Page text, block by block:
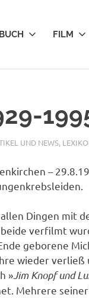
BUCH FILM
UND NEWS,
–
Dingen mit
verfilmt
geborene
wieder
»Jim Knopf und
Mehrere